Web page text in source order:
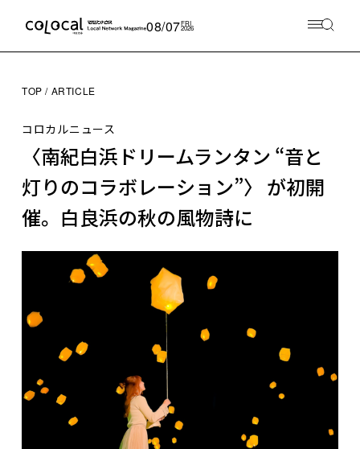
08/07FRI
2026
TOP ARTICLE
コロカルニュース
〈南紀白浜ドリームランタン “音と
灯りのコラボレーション”〉 が初開
催。白良浜の秋の風物詩に